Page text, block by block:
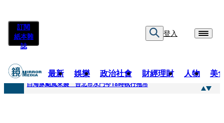
訂閱
紙本雜
誌
登入
最新 娛樂 政治社會 財經理財 人物 美
快訊
白海豚颱風來襲 台北市水門今18時執行拖吊